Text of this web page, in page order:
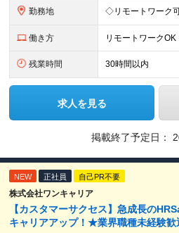
勤務地
働き方 リモートワークOK
残業時間 30時間以内
求人を見る
掲載終了予定日：
NEW 正社員 自己PR不要
株式会社ワンキャリア
【カスタマーサクセス】急成長の
キャリアアップ！★業界職種未経験歓